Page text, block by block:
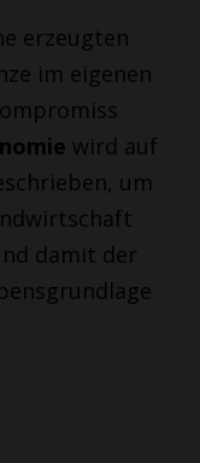
erzeugten
im eigenen
wird auf
um
damit der